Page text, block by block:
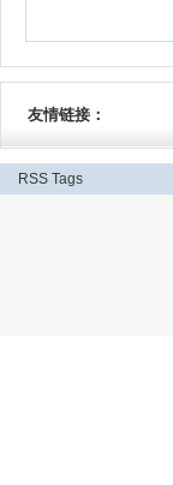
友情链接：
RSS Tags